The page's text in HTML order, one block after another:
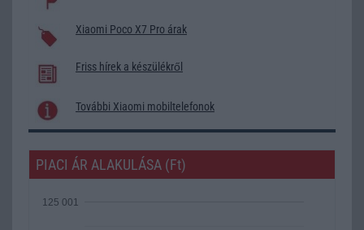
Xiaomi Poco X7 Pro árak
Friss hírek a készülékről
További Xiaomi mobiltelefonok
PIACI ÁR ALAKULÁSA (Ft)
125 001